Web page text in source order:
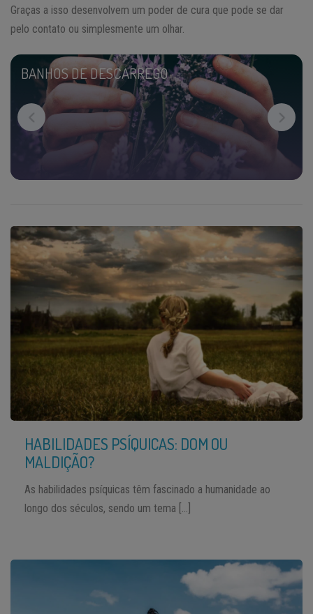
Graças a isso desenvolvem um poder de cura que pode se dar
pelo contato ou simplesmente um olhar.
BANHOS DE DESCARREGO
HABILIDADES PSÍQUICAS: DOM OU
MALDIÇÃO?
As habilidades psíquicas têm fascinado a humanidade ao
longo dos séculos, sendo um tema […]